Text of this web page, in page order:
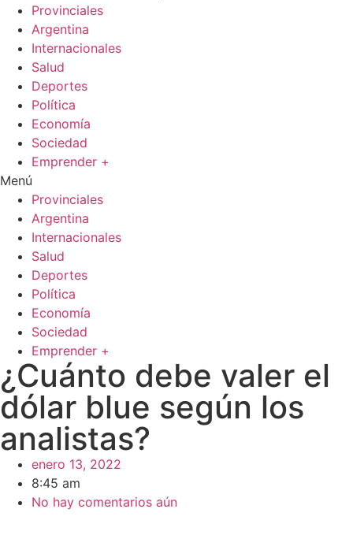
Provinciales
Argentina
Internacionales
Salud
Deportes
Política
Economía
Sociedad
Emprender +
Menú
Provinciales
Argentina
Internacionales
Salud
Deportes
Política
Economía
Sociedad
Emprender +
¿Cuánto debe valer el
dólar blue según los
analistas?
enero 13, 2022
8:45 am
No hay comentarios aún